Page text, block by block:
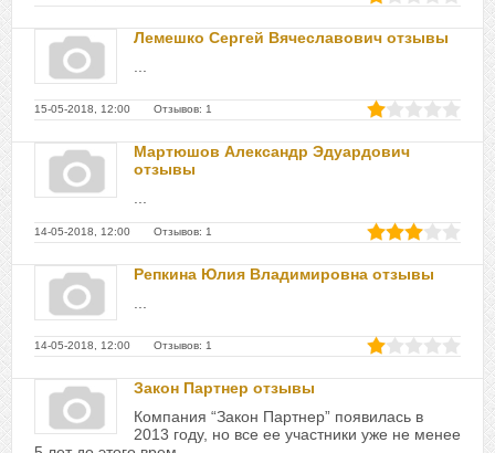
Лемешко Сергей Вячеславович отзывы
15-05-2018, 12:00 Отзывов: 1
Мартюшов Александр Эдуардович
отзывы
14-05-2018, 12:00 Отзывов: 1
Репкина Юлия Владимировна отзывы
14-05-2018, 12:00 Отзывов: 1
Закон Партнер отзывы
Компания “Закон Партнер” появилась в
2013 году, но все ее участники уже не менее